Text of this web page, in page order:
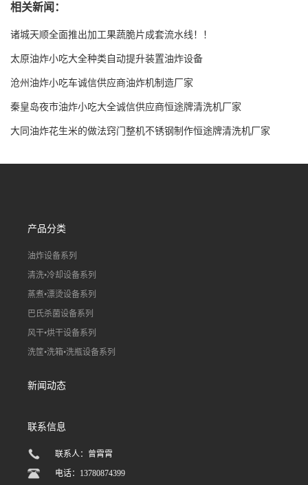
相关新闻：
诸城天顺全面推出加工果蔬脆片成套流水线！！
太原油炸小吃大全种类自动提升装置油炸设备
沧州油炸小吃车诚信供应商油炸机制造厂家
秦皇岛夜市油炸小吃大全诚信供应商恒途牌清洗机厂家
大同油炸花生米的做法窍门整机不锈钢制作恒途牌清洗机厂家
产品分类
油炸设备系列
清洗•冷却设备系列
蒸煮•漂烫设备系列
巴氏杀菌设备系列
风干•烘干设备系列
洗筐•洗箱•洗瓶设备系列
新闻动态
联系信息
联系人：曾霄霄
电话：13780874399